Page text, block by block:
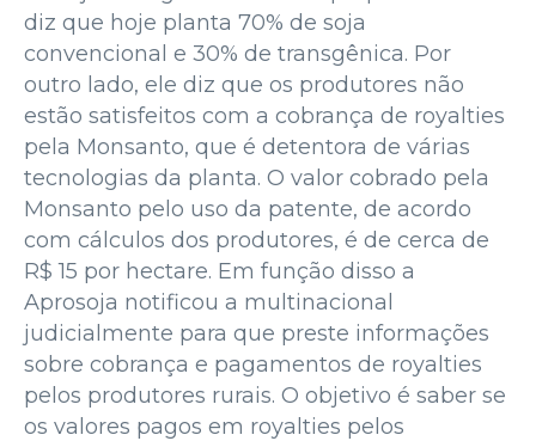
diz que hoje planta 70% de soja
convencional e 30% de transgênica. Por
outro lado, ele diz que os produtores não
estão satisfeitos com a cobrança de royalties
pela Monsanto, que é detentora de várias
tecnologias da planta. O valor cobrado pela
Monsanto pelo uso da patente, de acordo
com cálculos dos produtores, é de cerca de
R$ 15 por hectare. Em função disso a
Aprosoja notificou a multinacional
judicialmente para que preste informações
sobre cobrança e pagamentos de royalties
pelos produtores rurais. O objetivo é saber se
os valores pagos em royalties pelos